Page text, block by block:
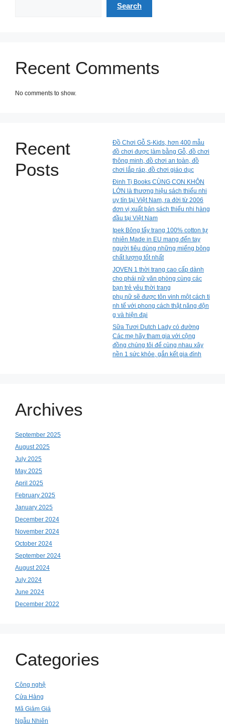
Search
Recent Comments
No comments to show.
Recent
Posts
Đồ Chơi Gỗ S-Kids, hơn 400 mẫu
đồ chơi được làm bằng Gỗ, đồ chơi
thông minh, đồ chơi an toàn, đồ
chơi lắp ráp, đồ chơi giáo dục
Đinh Tị Books CÙNG CON KHÔN
LỚN là thương hiệu sách thiếu nhi
uy tín tại Việt Nam, ra đời từ 2006
đơn vị xuất bản sách thiếu nhi hàng
đầu tại Việt Nam
Ipek Bông tẩy trang 100% cotton tự
nhiên Made in EU mang đến tay
người tiêu dùng những miếng bông
chất lượng tốt nhất
JOVEN 1 thời trang cao cấp dành
cho phái nữ văn phòng cùng các
bạn trẻ yêu thời trang
phụ nữ sẽ được tôn vinh một cách ti
nh tế với phong cách thật năng độn
g và hiện đại
Sữa Tươi Dutch Lady có đường
Các mẹ hãy tham gia với cộng
đồng chúng tôi để cùng nhau xây
nền 1 sức khỏe, gắn kết gia đình
Archives
September 2025
August 2025
July 2025
May 2025
April 2025
February 2025
January 2025
December 2024
November 2024
October 2024
September 2024
August 2024
July 2024
June 2024
December 2022
Categories
Công nghệ
Cửa Hàng
Mã Giảm Giá
Ngẫu Nhiên